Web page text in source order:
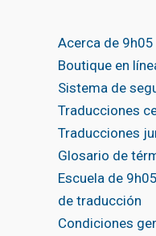
Acerca de 9h05
Boutique en
Sistema de
Traducciones
Traducciones
Glosario de
Escuela de
de traducción
Condiciones